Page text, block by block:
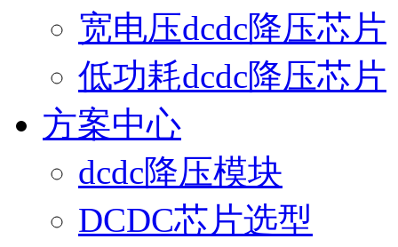
宽电压dcdc降压芯片
低功耗dcdc降压芯片
方案中心
dcdc降压模块
DCDC芯片选型